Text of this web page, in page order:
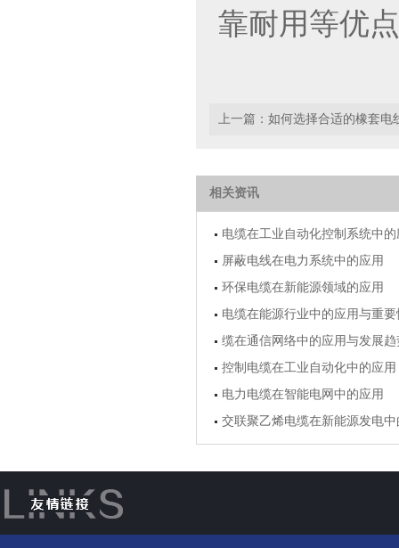
靠耐用等优
上一篇： 如何选择合适的橡套电
相关资讯
电缆在工业自动化控制系统中的
屏蔽电线在电力系统中的应用
环保电缆在新能源领域的应用
电缆在能源行业中的应用与重要
缆在通信网络中的应用与发展趋
控制电缆在工业自动化中的应用
电力电缆在智能电网中的应用
交联聚乙烯电缆在新能源发电